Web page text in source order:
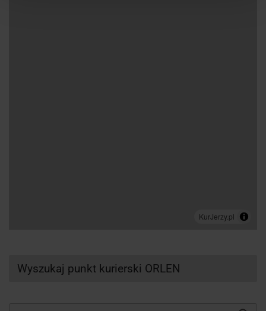
Wyszukaj punkt kurierski ORLEN